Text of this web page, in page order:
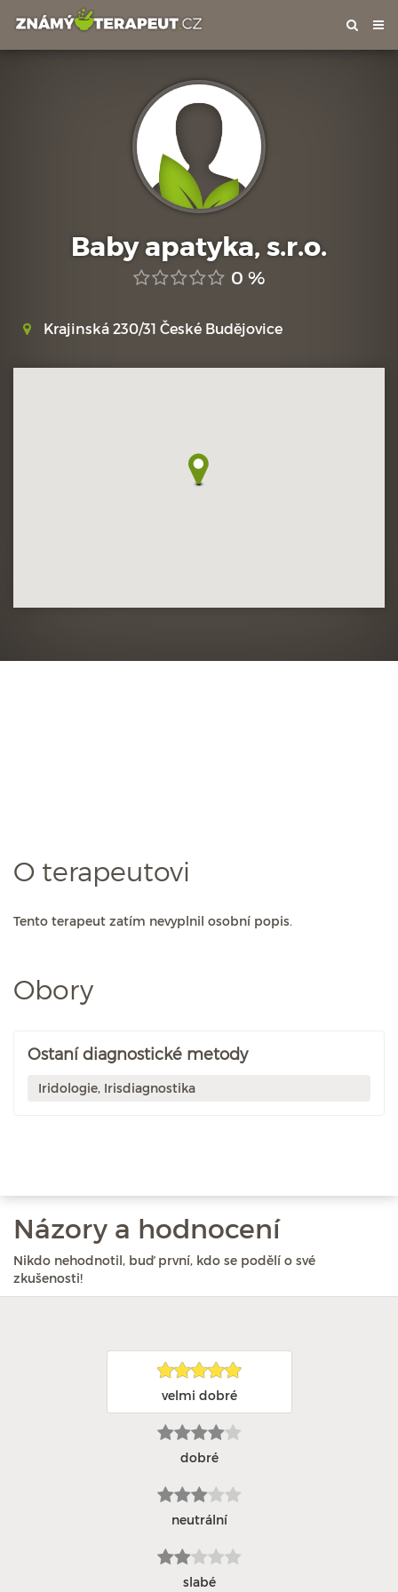
Baby apatyka, s.r.o.
0 %
Krajinská 230/31 České Budějovice
O terapeutovi
Tento terapeut zatím nevyplnil osobní popis.
Obory
Ostaní diagnostické metody
Iridologie, Irisdiagnostika
Názory a hodnocení
Nikdo nehodnotil, buď první, kdo se podělí o své
zkušenosti!
velmi dobré
dobré
neutrální
slabé